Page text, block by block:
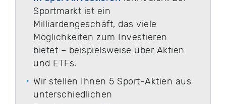
Sportmarkt ist ein
Milliardengeschäft, das viele
Möglichkeiten zum Investieren
bietet – beispielsweise über Aktien
und ETFs.
Wir stellen Ihnen 5 Sport-Aktien aus
unterschiedlichen